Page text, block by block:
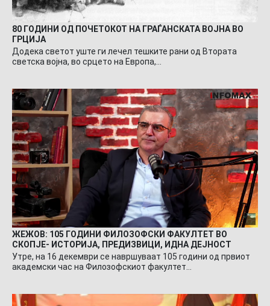
80 ГОДИНИ ОД ПОЧЕТОКОТ НА ГРАЃАНСКАТА ВОЈНА ВО
ГРЦИЈА
Додека светот уште ги лечел тешките рани од Втората
светска војна, во срцето на Европа,…
ЖЕЖОВ: 105 ГОДИНИ ФИЛОЗОФСКИ ФАКУЛТЕТ ВО
СКОПЈЕ- ИСТОРИЈА, ПРЕДИЗВИЦИ, ИДНА ДЕЈНОСТ
Утре, на 16 декември се навршуваат 105 години од првиот
академски час на Филозофскиот факултет…